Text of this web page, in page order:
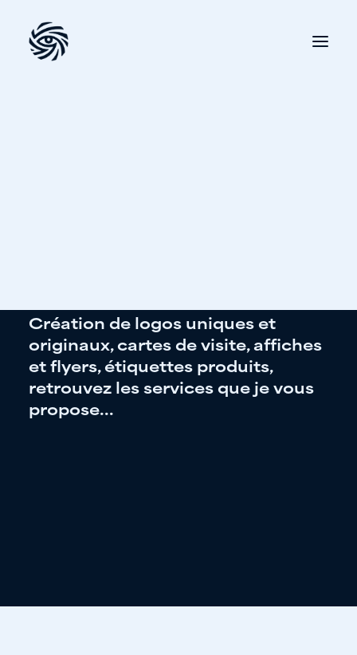
Création de logos uniques et
originaux, cartes de visite, affiches
et flyers, étiquettes produits,
retrouvez les services que je vous
propose...